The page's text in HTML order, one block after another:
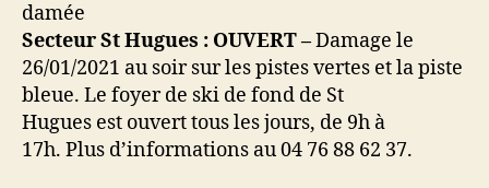
damée
Secteur St Hugues : OUVERT –Damage le
26/01/2021 au soir sur les pistes vertes et la piste
bleue. Le foyer de ski de fond de St
Hugues est ouvert tous les jours, de 9h à
17h. Plus d’informations au 04 76 88 62 37.